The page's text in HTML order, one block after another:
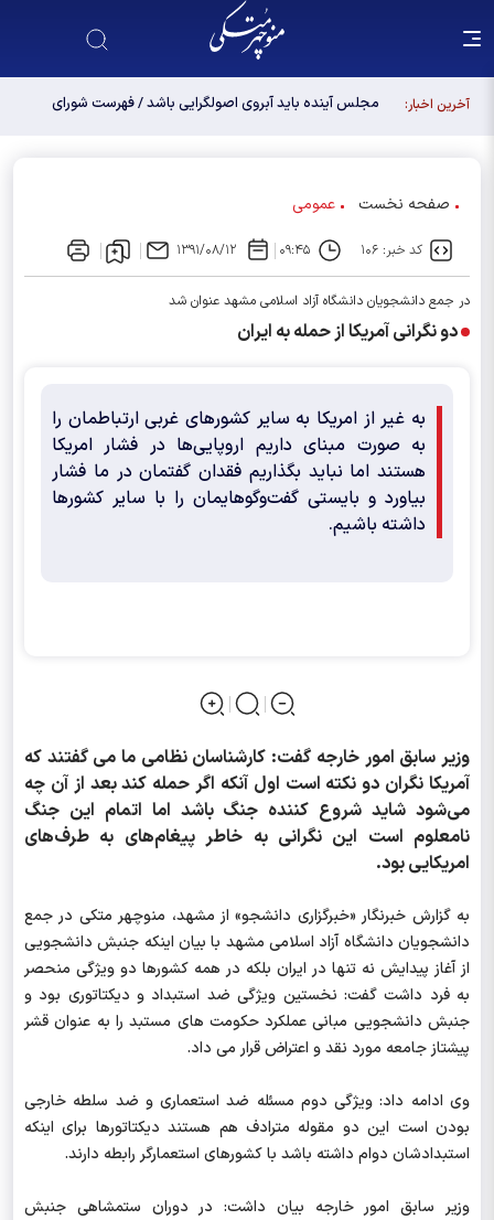
آخرین اخبار:
مجلس آینده باید آبروی اصولگرایی باشد / فهرست شورای
صفحه نخست عمومی
کد خبر: ۱۰۶ ۰۹:۴۵ ۱۳۹۱/۰۸/۱۲
در جمع دانشجویان دانشگاه آزاد اسلامی مشهد عنوان شد
دو نگرانی آمریکا از حمله به ایران
به غیر از امریکا به سایر کشورهای غربی ارتباطمان را
به صورت مبنای داریم اروپایی‌ها در فشار امریکا
هستند اما نباید بگذاریم فقدان گفتمان در ما فشار
بیاورد و بایستی گفت‌وگوهایمان را با سایر کشورها
داشته باشیم.
وزیر سابق امور خارجه گفت: کارشناسان نظامی ما می گفتند که
آمریکا نگران دو نکته است اول آنکه اگر حمله کند بعد از آن چه
می‌شود شاید شروع کننده جنگ باشد اما اتمام این جنگ
نامعلوم است این نگرانی به خاطر پیغام‌های به طرف‌های
امریکایی بود.
به گزارش خبرنگار «خبرگزاری دانشجو» از مشهد، منوچهر متکی در جمع
دانشجویان دانشگاه آزاد اسلامی مشهد با بیان اینکه جنبش دانشجویی
از آغاز پیدایش نه تنها در ایران بلکه در همه کشورها دو ویژگی منحصر
به فرد داشت گفت: نخستین ویژگی ضد استبداد و دیکتاتوری بود و
جنبش دانشجویی مبانی عملکرد حکومت های مستبد را به عنوان قشر
پیشتاز جامعه مورد نقد و اعتراض قرار می داد.
وی ادامه داد: ویژگی دوم مسئله ضد استعماری و ضد سلطه خارجی
بودن است این دو مقوله مترادف هم هستند دیکتاتورها برای اینکه
استبدادشان دوام داشته باشد با کشورهای استعمارگر رابطه دارند.
وزیر سابق امور خارجه بیان داشت: در دوران ستمشاهی جنبش